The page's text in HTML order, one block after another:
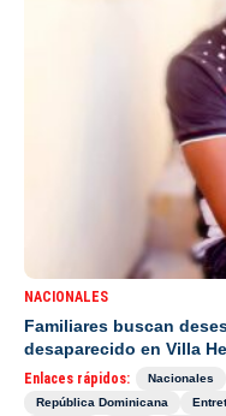
NACIONALES
Familiares buscan
desaparecido en Villa
Enlaces rápidos: Nacionales
República Dominicana